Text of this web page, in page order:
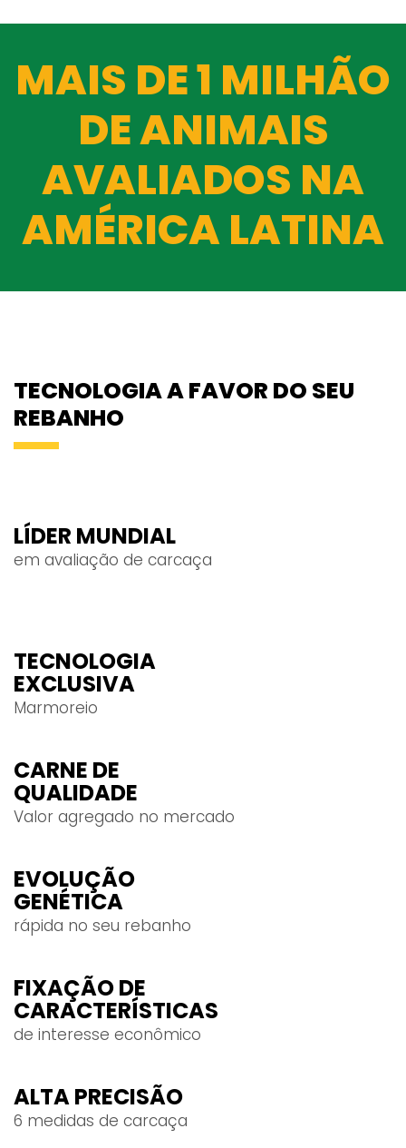
MAIS DE 1 MILHÃO
DE ANIMAIS
AVALIADOS NA
AMÉRICA LATINA
TECNOLOGIA A FAVOR DO SEU
REBANHO
LÍDER MUNDIAL
em avaliação de carcaça
TECNOLOGIA
EXCLUSIVA
Marmoreio
CARNE DE
QUALIDADE
Valor agregado no mercado
EVOLUÇÃO
GENÉTICA
rápida no seu rebanho
FIXAÇÃO DE
CARACTERÍSTICAS
de interesse econômico
ALTA PRECISÃO
6 medidas de carcaça